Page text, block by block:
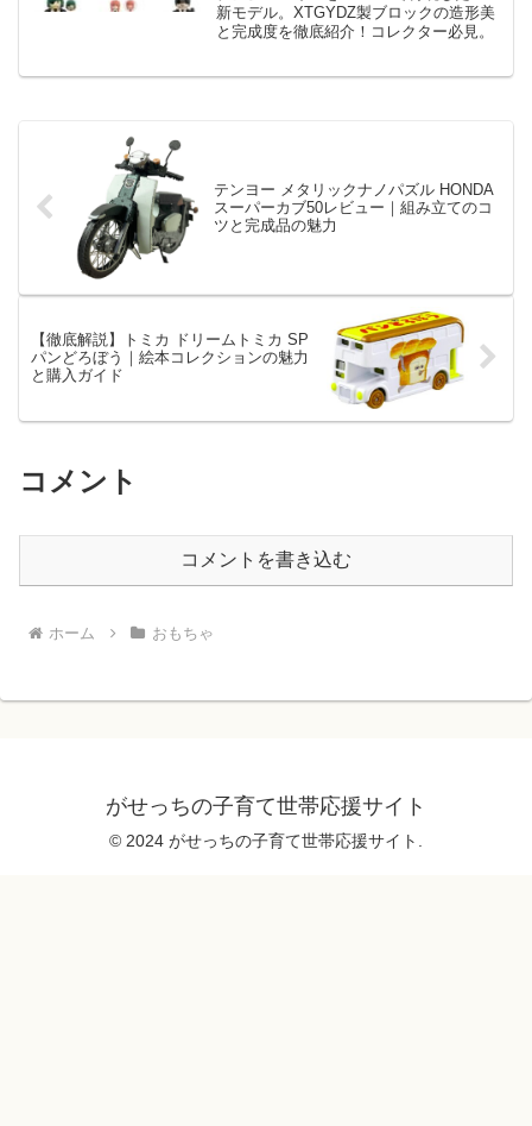
新モデル。XTGYDZ製ブロックの造形美
と完成度を徹底紹介！コレクター必見。
テンヨー メタリックナノパズル HONDA
スーパーカブ50レビュー｜組み立てのコ
ツと完成品の魅力
【徹底解説】トミカ ドリームトミカ SP
パンどろぼう｜絵本コレクションの魅力
と購入ガイド
コメント
コメントを書き込む
ホーム おもちゃ
がせっちの子育て世帯応援サイト
© 2024 がせっちの子育て世帯応援サイト.